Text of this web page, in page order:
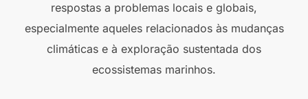
respostas a problemas locais e globais,
especialmente aqueles relacionados às mudanças
climáticas e à exploração sustentada dos
ecossistemas marinhos.